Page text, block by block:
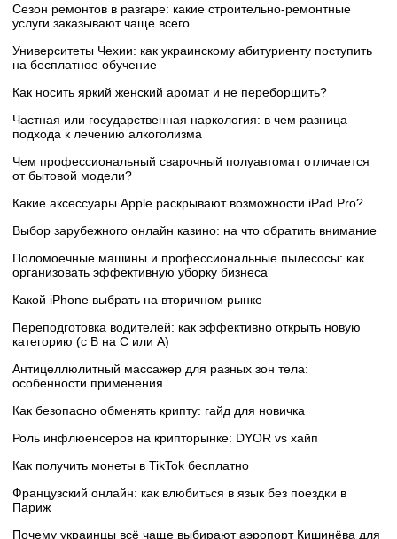
Сезон ремонтов в разгаре: какие строительно-ремонтные
услуги заказывают чаще всего
Университеты Чехии: как украинскому абитуриенту поступить
на бесплатное обучение
Как носить яркий женский аромат и не переборщить?
Частная или государственная наркология: в чем разница
подхода к лечению алкоголизма
Чем профессиональный сварочный полуавтомат отличается
от бытовой модели?
Какие аксессуары Apple раскрывают возможности iPad Pro?
Выбор зарубежного онлайн казино: на что обратить внимание
Поломоечные машины и профессиональные пылесосы: как
организовать эффективную уборку бизнеса
Какой iPhone выбрать на вторичном рынке
Переподготовка водителей: как эффективно открыть новую
категорию (с B на C или А)
Антицеллюлитный массажер для разных зон тела:
особенности применения
Как безопасно обменять крипту: гайд для новичка
Роль инфлюенсеров на крипторынке: DYOR vs хайп
Как получить монеты в TikTok бесплатно
Французский онлайн: как влюбиться в язык без поездки в
Париж
Почему украинцы всё чаще выбирают аэропорт Кишинёва для